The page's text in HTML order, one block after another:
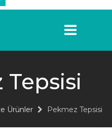
Tepsisi
Ürünler Pekmez Tepsisi